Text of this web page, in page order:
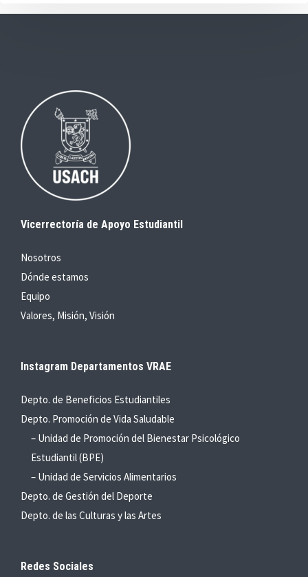
Vicerrectoría de Apoyo Estudiantil
Nosotros
Dónde estamos
Equipo
Valores, Misión, Visión
Instagram Departamentos VRAE
Depto. de Beneficios Estudiantiles
Depto. Promoción de Vida Saludable
– Unidad de Promoción del Bienestar Psicológico
Estudiantil (BPE)
– Unidad de Servicios Alimentarios
Depto. de Gestión del Deporte
Depto. de las Culturas y las Artes
Redes Sociales